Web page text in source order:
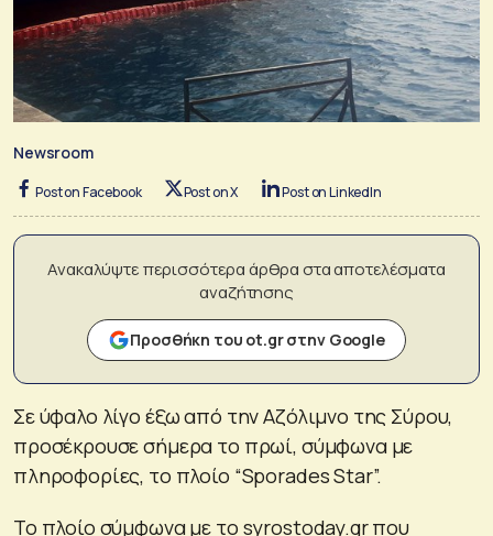
Newsroom
Post on Facebook Post on X Post on LinkedIn
Ανακαλύψτε περισσότερα άρθρα στα αποτελέσματα
αναζήτησης
Προσθήκη του ot.gr στην Google
Σε ύφαλο λίγο έξω από την Αζόλιμνο της Σύρου,
προσέκρουσε σήμερα το πρωί, σύμφωνα με
πληροφορίες, το πλοίο “Sporades Star”.
Το πλοίο σύμφωνα με το syrostoday.gr που